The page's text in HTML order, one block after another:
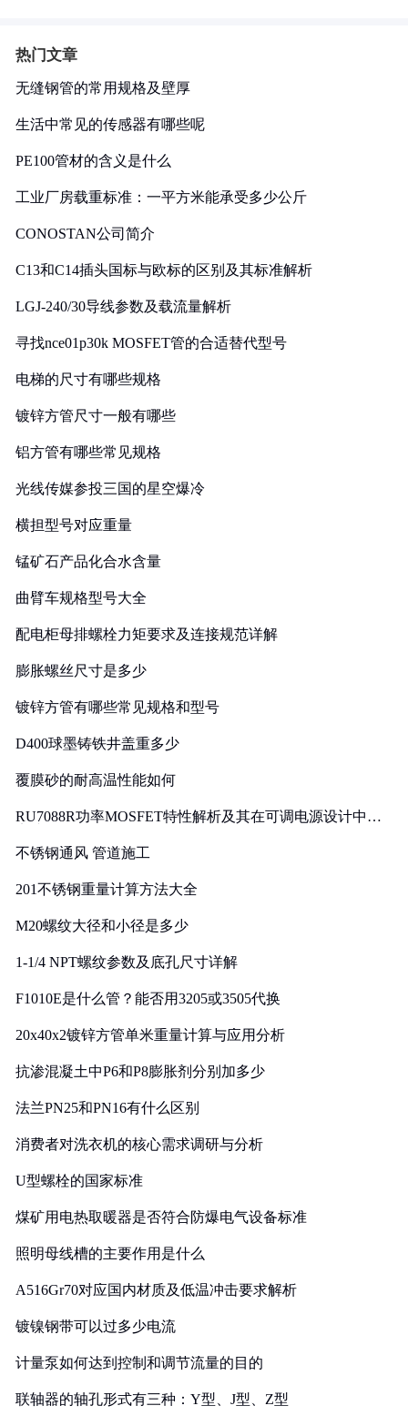
热门文章
无缝钢管的常用规格及壁厚
生活中常见的传感器有哪些呢
PE100管材的含义是什么
工业厂房载重标准：一平方米能承受多少公斤
CONOSTAN公司简介
C13和C14插头国标与欧标的区别及其标准解析
LGJ-240/30导线参数及载流量解析
寻找nce01p30k MOSFET管的合适替代型号
电梯的尺寸有哪些规格
镀锌方管尺寸一般有哪些
铝方管有哪些常见规格
光线传媒参投三国的星空爆冷
横担型号对应重量
锰矿石产品化合水含量
曲臂车规格型号大全
配电柜母排螺栓力矩要求及连接规范详解
膨胀螺丝尺寸是多少
镀锌方管有哪些常见规格和型号
D400球墨铸铁井盖重多少
覆膜砂的耐高温性能如何
RU7088R功率MOSFET特性解析及其在可调电源设计中的
不锈钢通风 管道施工
201不锈钢重量计算方法大全
M20螺纹大径和小径是多少
1-1/4 NPT螺纹参数及底孔尺寸详解
F1010E是什么管？能否用3205或3505代换
20x40x2镀锌方管单米重量计算与应用分析
抗渗混凝土中P6和P8膨胀剂分别加多少
法兰PN25和PN16有什么区别
消费者对洗衣机的核心需求调研与分析
U型螺栓的国家标准
煤矿用电热取暖器是否符合防爆电气设备标准
照明母线槽的主要作用是什么
A516Gr70对应国内材质及低温冲击要求解析
镀镍钢带可以过多少电流
计量泵如何达到控制和调节流量的目的
联轴器的轴孔形式有三种：Y型、J型、Z型